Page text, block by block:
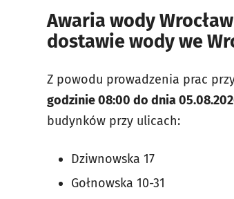
Awaria wody
dostawie wody we
Z powodu prowadzenia prac
godzinie 08:00 do dnia
budynków przy ulicach:
Dziwnowska 17
Gołnowska 10-31